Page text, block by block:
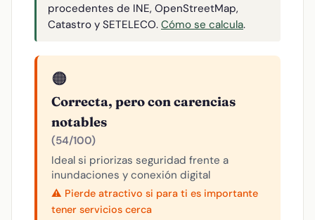
procedentes de INE, OpenStreetMap,
Catastro y SETELECO. Cómo se calcula.
🟠
Correcta, pero con carencias
notables
(54/100)
Ideal si priorizas seguridad frente a
inundaciones y conexión digital
⚠️ Pierde atractivo si para ti es importante
tener servicios cerca